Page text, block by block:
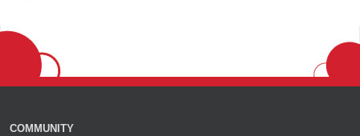
COMMUNITY